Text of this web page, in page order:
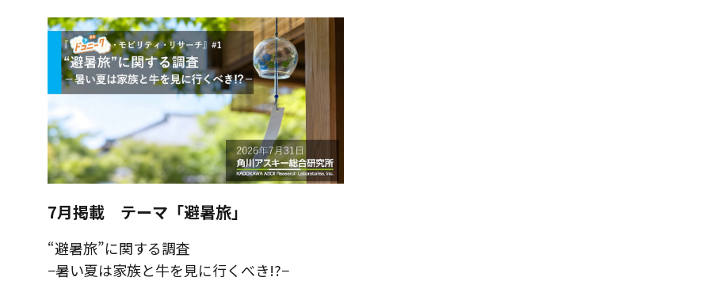
7月掲載 テーマ「避暑旅」
“避暑旅”に関する調査
−暑い夏は家族と牛を見に行くべき!?−